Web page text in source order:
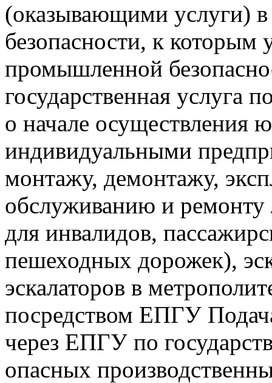
(оказывающими услуги)
безопасности, к которым
промышленной
государственная услуга
о начале осуществления
индивидуальными
монтажу, демонтажу,
обслуживанию и
для инвалидов,
пешеходных дорожек),
эскалаторов в
посредством ЕПГУ
через ЕПГУ по
опасных